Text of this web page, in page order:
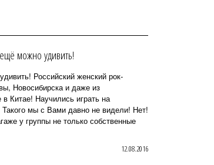
можно удивить!
Российский женский рок-
Новосибирска и даже из
Научились играть на
мы с Вами давно не видели! Нет!
у группы не только собственные
12.08.2016